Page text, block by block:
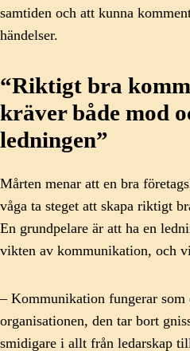
samtiden och att kunna
händelser.
“Riktigt bra
kräver både mod
ledningen”
Mårten menar att en bra
våga ta steget att skapa riktigt
En grundpelare är att ha en
vikten av kommunikation, och
– Kommunikation fungerar
organisationen, den tar bort
smidigare i allt från ledarskap